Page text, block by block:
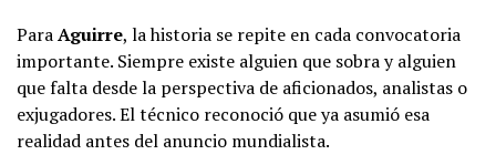
ParaAguirre, la historia se repite en cada convocatoria
importante. Siempre existe alguien que sobra y alguien
que falta desde la perspectiva de aficionados, analistas o
exjugadores. El técnico reconoció que ya asumió esa
realidad antes del anuncio mundialista.